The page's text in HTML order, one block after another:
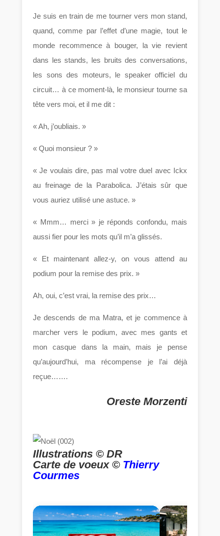
Je suis en train de me tourner vers mon stand,
quand, comme par l’effet d’une magie, tout le
monde recommence à bouger, la vie revient
dans les stands, les bruits des conversations,
les sons des moteurs, le speaker officiel du
circuit… à ce moment-là, le monsieur tourne sa
tête vers moi, et il me dit :
« Ah, j’oubliais. »
« Quoi monsieur ? »
« Je voulais dire, pas mal votre duel avec Ickx
au freinage de la Parabolica. J’étais sûr que
vous auriez utilisé une astuce. »
« Mmm… merci » je réponds confondu, mais
aussi fier pour les mots qu’il m’a glissés.
« Et maintenant allez-y, on vous attend au
podium pour la remise des prix. »
Ah, oui, c’est vrai, la remise des prix…
Je descends de ma Matra, et je commence à
marcher vers le podium, avec mes gants et
mon casque dans la main, mais je pense
qu’aujourd’hui, ma récompense je l’ai déjà
reçue…….
Oreste Morzenti
Illustrations © DR
Carte de voeux © Thierry
Courmes